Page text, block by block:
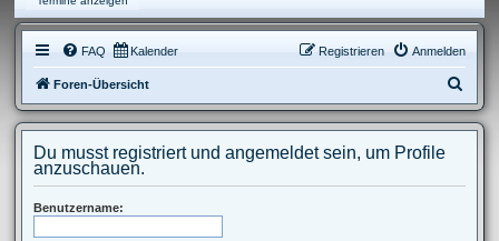
FAQ Kalender Anmelden
Registrieren
Foren-Übersicht
u
e
Du musst registriert und angemeldet sein, um Profile
anzuschauen.
Benutzername: